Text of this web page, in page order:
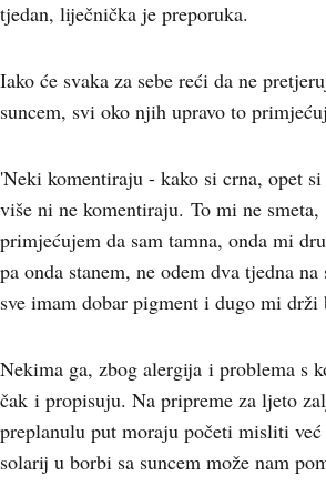
tjedan, liječnička je preporuka.
Iako će svaka za sebe reći da ne
suncem, svi oko njih upravo to
'Neki komentiraju - kako si crna, opet
više ni ne komentiraju. To mi ne
primjećujem da sam tamna, onda mi
pa onda stanem, ne odem dva tjedna
sve imam dobar pigment i dugo mi drži
Nekima ga, zbog alergija i problema s
čak i propisuju. Na pripreme za ljeto
preplanulu put moraju početi misliti
solarij u borbi sa suncem može nam